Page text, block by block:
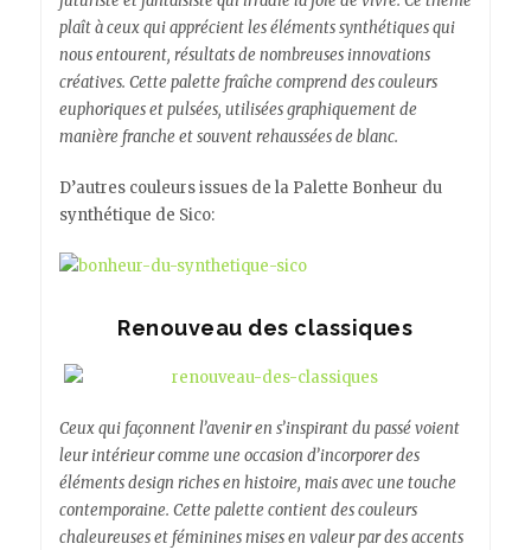
plaît à ceux qui apprécient les éléments synthétiques qui
nous entourent, résultats de nombreuses innovations
créatives. Cette palette fraîche comprend des couleurs
euphoriques et pulsées, utilisées graphiquement de
manière franche et souvent rehaussées de blanc.
D’autres couleurs issues de la Palette Bonheur du
synthétique de Sico:
Renouveau des classiques
Ceux qui façonnent l’avenir en s’inspirant du passé voient
leur intérieur comme une occasion d’incorporer des
éléments design riches en histoire, mais avec une touche
contemporaine. Cette palette contient des couleurs
chaleureuses et féminines mises en valeur par des accents